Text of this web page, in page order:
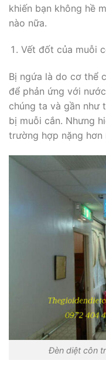
khiến bạn không hề
nào nữa.
Vết đốt của muỗi
Bị ngứa là do cơ thể
để phản ứng với
chúng ta và gần như
bị muỗi cắn. Nhưng
trường hợp nặng
Đèn diệt côn